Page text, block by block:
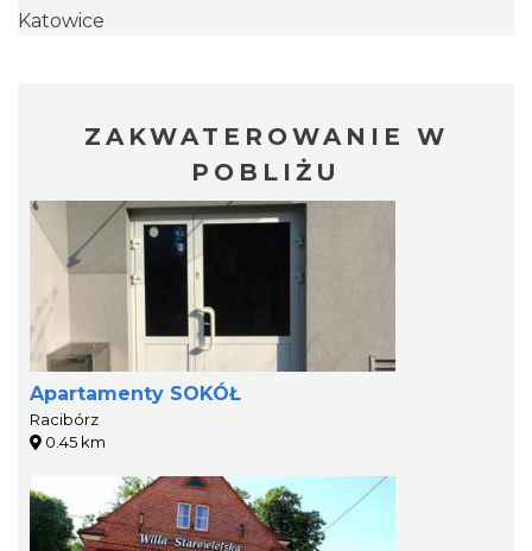
Katowice
ZAKWATEROWANIE W
POBLIŻU
Apartamenty SOKÓŁ
Racibórz
0.45 km